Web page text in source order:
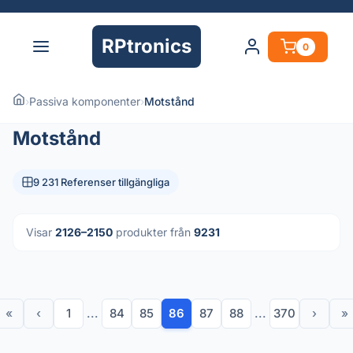
RPtronics 0
›Passiva komponenter›Motstånd
Motstånd
9 231 Referenser tillgängliga
Visar 2126–2150 produkter från 9231
« ‹ 1 ... 84 85 86 87 88 ... 370 › »